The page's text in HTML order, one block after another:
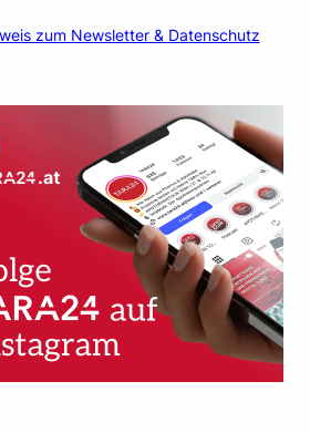
zum Newsletter & Datenschutz